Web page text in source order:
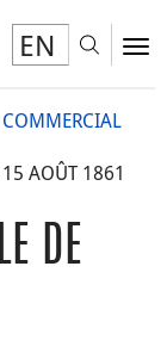
EN
COMMERCIAL
AOÛT 1861
DE